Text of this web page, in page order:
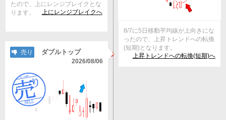
たので、上にレンジブレイクとな
ります。
上にレンジブレイクへ
8/7に5日移動平均線が上向きにな
ったので、上昇トレンドへの転換
(短期)となります。
上昇トレンドへの転換(短期)へ
売り ダブルトップ
2026/08/06